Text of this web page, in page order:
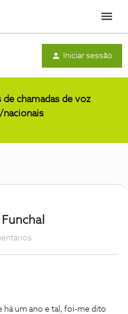
Menu
Iniciar sessão
chamadas de voz
nacionais
há um ano e tal, foi-me dito